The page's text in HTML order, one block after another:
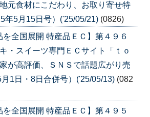
元食材にこだわり、お取り寄せ特
年5月15日号）('25/05/21) (0826)
を全国展開 特産品ＥＣ】第４９６
・スイーツ専門ＥＣサイト「ｔｏ
が高評価、ＳＮＳで話題広がり売
月1日・8日合併号）('25/05/13) (082
を全国展開 特産品ＥＣ】第４９５